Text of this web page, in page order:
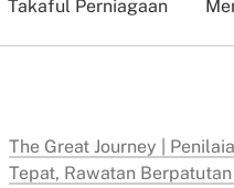
Takaful Perniagaan
The Great Journey |
Tepat, Rawatan Berpatutan